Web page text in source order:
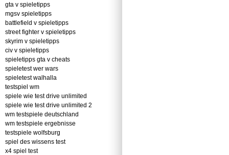
gta v spieletipps
mgsv spieletipps
battlefield v spieletipps
street fighter v spieletipps
skyrim v spieletipps
civ v spieletipps
spieletipps gta v cheats
spieletest wer wars
spieletest walhalla
testspiel wm
spiele wie test drive unlimited
spiele wie test drive unlimited 2
wm testspiele deutschland
wm testspiele ergebnisse
testspiele wolfsburg
spiel des wissens test
x4 spiel test